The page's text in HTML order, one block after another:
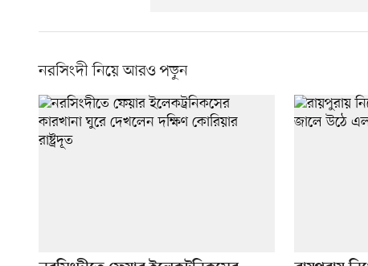
নরসিংদী নিয়ে আরও পড়ুন